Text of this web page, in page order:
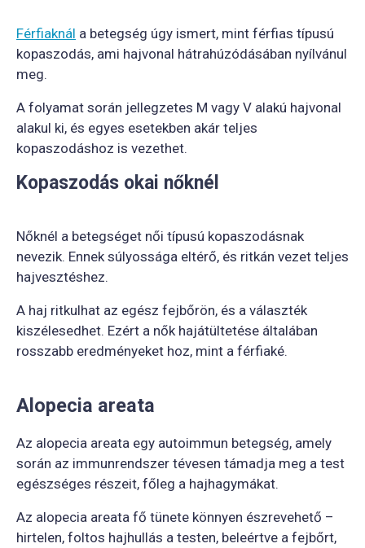
Férfiaknál a betegség úgy ismert, mint férfias típusú
kopaszodás, ami hajvonal hátrahúzódásában nyílvánul
meg.
A folyamat során jellegzetes M vagy V alakú hajvonal
alakul ki, és egyes esetekben akár teljes
kopaszodáshoz is vezethet.
Kopaszodás okai nőknél
Nőknél a betegséget női típusú kopaszodásnak
nevezik. Ennek súlyossága eltérő, és ritkán vezet teljes
hajvesztéshez.
A haj ritkulhat az egész fejbőrön, és a választék
kiszélesedhet. Ezért a nők hajátültetése általában
rosszabb eredményeket hoz, mint a férfiaké.
Alopecia areata
Az alopecia areata egy autoimmun betegség, amely
során az immunrendszer tévesen támadja meg a test
egészséges részeit, főleg a hajhagymákat.
Az alopecia areata fő tünete könnyen észrevehető –
hirtelen, foltos hajhullás a testen, beleértve a fejbőrt,